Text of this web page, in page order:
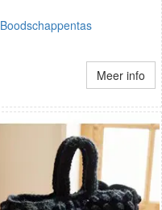
Boodschappentas
Meer info